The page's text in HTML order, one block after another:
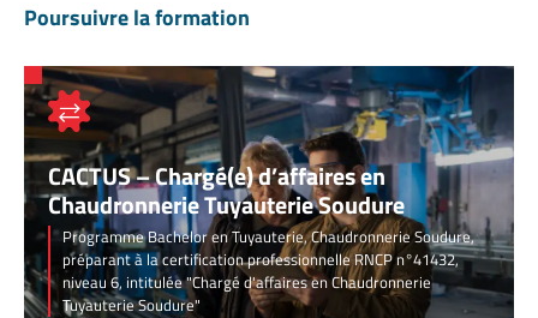
Poursuivre la formation
CACTUS – Chargé(e) d’affaires en
Chaudronnerie Tuyauterie Soudure
Programme Bachelor en Tuyauterie, Chaudronnerie Soudure,
préparant à la certification professionnelle RNCP n°41432,
niveau 6, intitulée "Chargé d'affaires en Chaudronnerie
Tuyauterie Soudure"